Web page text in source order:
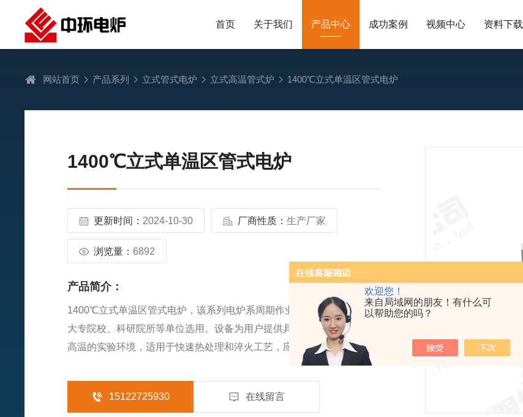
欢迎您！
来自局域网的朋友！有什么可
以帮助您的吗？
首页 关于我们 产品中心 成功案例 视频中心 资料下载
网站首页 产品系列 立式管式电炉 立式高温管式炉 1400℃立式单温区管式电炉
1400℃立式单温区管式电炉
更新时间： 2024-10-30 厂商性质： 生产厂家
浏览量：6892
产品简介：
1400℃立式单温区管式电炉，该系列电炉系周期作业，供企业实验室、
大专院校、科研院所等单位选用。设备为用户提供具有真空、可控气氛及
高温的实验环境，适用于快速热处理和淬火工艺，应用在半导体，纳米技
15122725930 在线留言